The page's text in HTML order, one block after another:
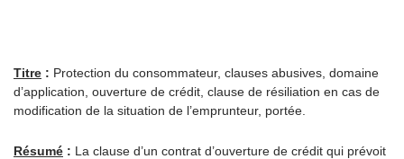
Titre : Protection du consommateur, clauses abusives, domaine
d’application, ouverture de crédit, clause de résiliation en cas de
modification de la situation de l’emprunteur, portée.
Résumé : La clause d’un contrat d’ouverture de crédit qui prévoit